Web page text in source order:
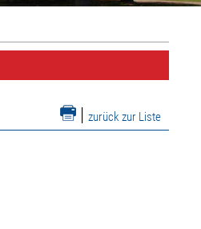
| zurück zur Liste